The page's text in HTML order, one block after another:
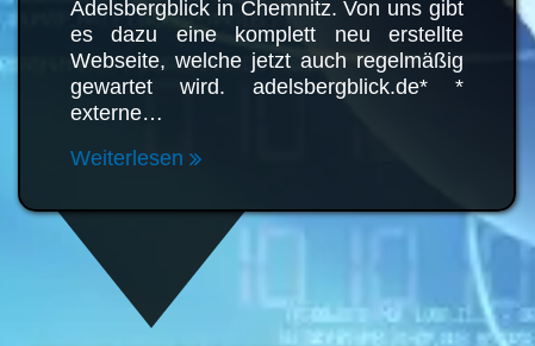
Wohngemeinschaft für Senioren –
die Senioren-Wohn-Gemeinschaft
Adelsbergblick in Chemnitz. Von uns
gibt es dazu eine komplett neu
erstellte Webseite, welche jetzt auch
regelmäßig gewartet wird.
Weiterlesen